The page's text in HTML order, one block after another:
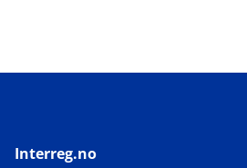
Interreg.no